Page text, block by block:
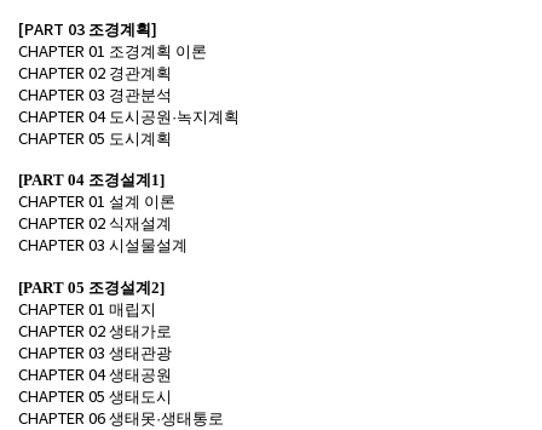
[PART 03 조경계획 ]
CHAPTER 01 조경계획 이론
CHAPTER 02 경관계획
CHAPTER 03 경관분석
CHAPTER 04 도시공원 ·녹지계획
CHAPTER 05 도시계획
[PART 04 조경설계 1]
CHAPTER 01 설계 이론
CHAPTER 02 식재설계
CHAPTER 03 시설물설계
[PART 05 조경설계 2]
CHAPTER 01 매립지
CHAPTER 02 생태가로
CHAPTER 03 생태관광
CHAPTER 04생태공원
CHAPTER 05 생태도시
CHAPTER 06 생태못·생태통로